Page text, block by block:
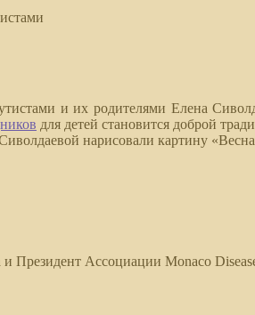
и их родителями Елена
для детей становится доброй
нарисовали картину
и Президент Ассоциации Monaco